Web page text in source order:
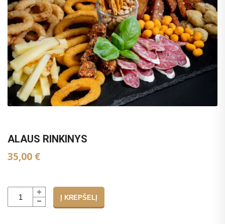
ALAUS RINKINYS
35,00 €
Į KREPŠELĮ
Alternative: